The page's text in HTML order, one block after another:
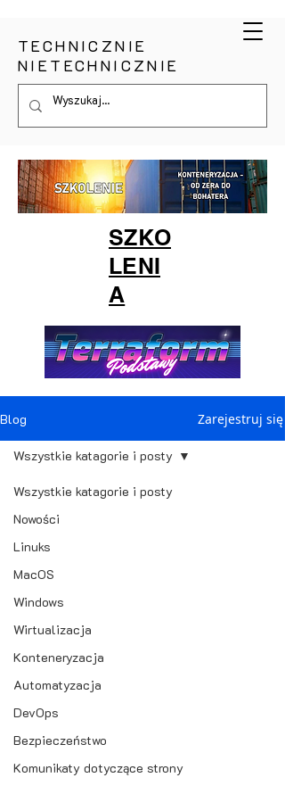
TECHNICZNIE
NIETECHNICZNIE
SZKO
LENI
A
Blog Zarejestruj się
Wszystkie katagorie i posty
Nowości
Linuks
MacOS
Windows
Wirtualizacja
Konteneryzacja
Automatyzacja
DevOps
Bezpieczeństwo
Komunikaty dotyczące strony
Wszystkie katagorie i posty